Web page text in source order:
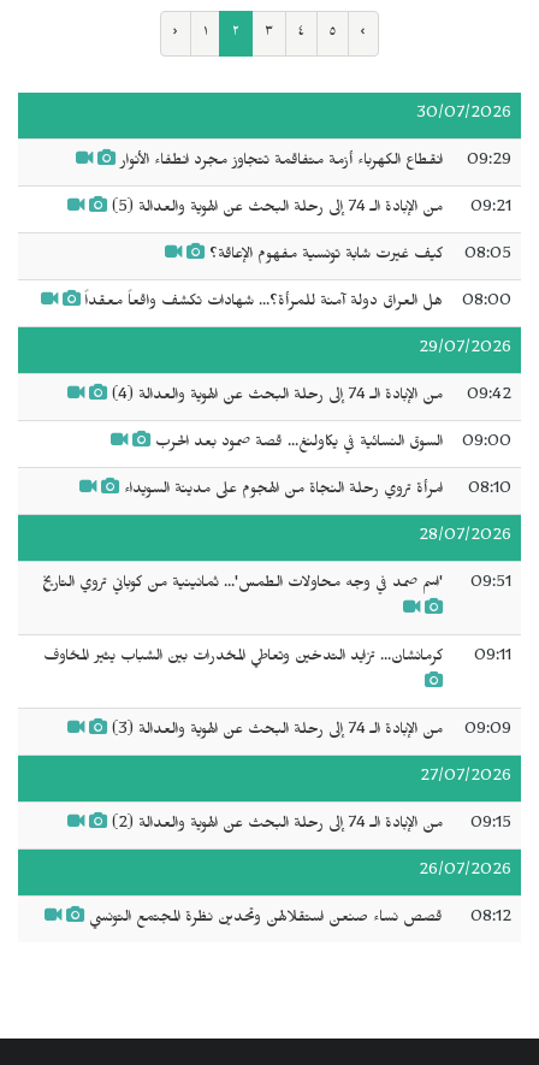
‹ ١ ٢ ٣ ٤ ٥ ›
30/07/2026
09:29 انقطاع الكهرباء أزمة متفاقمة تتجاوز مجرد انطفاء الأنوار
09:21 من الإبادة الـ 74 إلى رحلة البحث عن الهوية والعدالة (5)
08:05 كيف غيرت شابة تونسية مفهوم الإعاقة؟
08:00 هل العراق دولة آمنة للمرأة؟... شهادات تكشف واقعاً معقداً
29/07/2026
09:42 من الإبادة الـ 74 إلى رحلة البحث عن الهوية والعدالة (4)
09:00 السوق النسائية في يكاولنغ... قصة صمود بعد الحرب
08:10 امرأة تروي رحلة النجاة من الهجوم على مدينة السويداء
28/07/2026
09:51 'اسم صمد في وجه محاولات الطمس'... ثمانينية من كوباني تروي التاريخ
09:11 كرمانشان... تزايد التدخين وتعاطي المخدرات بين الشباب يثير المخاوف
09:09 من الإبادة الـ 74 إلى رحلة البحث عن الهوية والعدالة (3)
27/07/2026
09:15 من الإبادة الـ 74 إلى رحلة البحث عن الهوية والعدالة (2)
26/07/2026
08:12 قصص نساء صنعن استقلالهن وتحدين نظرة المجتمع التونسي